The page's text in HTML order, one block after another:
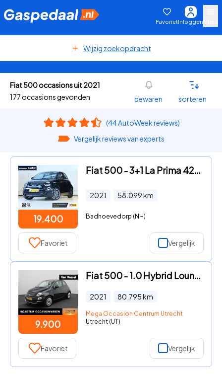
FavorietInloggen
Wijzig zoekopdracht
Fiat 500 occasions uit 2021
177 occasions gevonden
bewaren sorteren
(44 AutoWeek reviews)
Vergelijk reviews van experts
19.400
Fiat 500 - 3+1 La Prima 42 kWh* SOH 94%* Winterpack
2021 58.099km
Badhoevedorp (NH)
Favoriet Vergelijk
9.900
Fiat 500 - 1.0 Hybrid Lounge | Airconditioning | Half-Leder | Parkeerse
2021 80.795km
Mega Occasion Centrum Utrecht
Utrecht (UT)
Favoriet Vergelijk